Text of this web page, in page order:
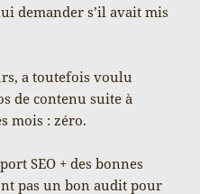
demander s’il avait mis
a toutefois voulu
de contenu suite à
mois : zéro.
SEO + des bonnes
pas un bon audit pour